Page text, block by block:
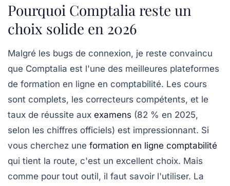
Pourquoi Comptalia reste un
choix solide en 2026
Malgré les bugs de connexion, je reste convaincu
que Comptalia est l'une des meilleures plateformes
de formation en ligne en comptabilité. Les cours
sont complets, les correcteurs compétents, et le
taux de réussite aux examens (82 % en 2025,
selon les chiffres officiels) est impressionnant. Si
vous cherchez une formation en ligne comptabilité
qui tient la route, c'est un excellent choix. Mais
comme pour tout outil, il faut savoir l'utiliser. La